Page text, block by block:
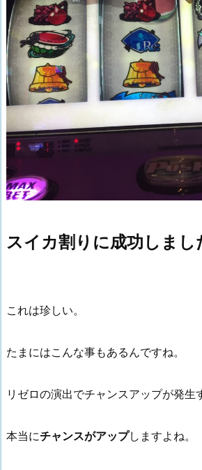
スイカ割りに成功しまし
これは珍しい。
たまにはこんな事もあるんですね。
リゼロの演出でチャンスアップが発生
本当にチャンスがアップしますよね。